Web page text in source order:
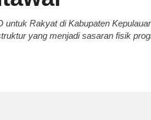
Rakyat di Kabupaten
yang menjadi sasaran fisik